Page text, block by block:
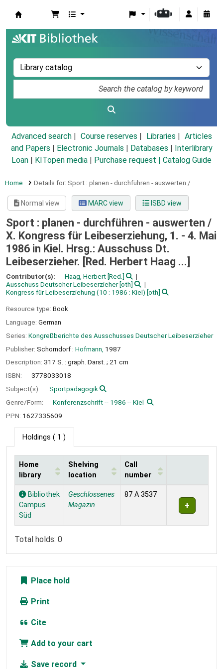
Advanced search Course reserves Libraries
Articles
and Papers
Electronic Journals Databases
Interlibrary
Loan
KITopen media Purchase request | Catalog Guide
Home Details for: Sport : planen - durchführen - auswerten /
Normal view MARC view ISBD view
Sport : planen - durchführen - auswerten /
X. Kongress für Leibeserziehung, 1. - 4. Mai
1986 in Kiel. Hrsg.: Ausschuss Dt.
Leibeserzieher. [Red. Herbert Haag ...]
Contributor(s): Haag, Herbert [Red.]
Ausschuss Deutscher Leibeserzieher[oth]
Kongress für Leibeserziehung (10 : 1986 : Kiel) [oth]
Resource type: Book
Language: German
Series: Kongreßberichte des Ausschusses Deutscher Leibeserzieher
Publisher: Schorndorf : Hofmann, 1987
Description: 317 S. : graph. Darst. ; 21 cm
ISBN:
3778033018
Subject(s):
Sportpädagogik
Genre/Form:
Konferenzschrift -- 1986 -- Kiel
PPN: 1627335609
Holdings ( 1 )
Holdings
Home
library
Shelving
location
Call
number
Bibliothek
Campus
Süd
Geschlossenes
Magazin
87 A 3537
Total holds: 0
Place hold
Print
Cite
Add to your cart
Save record